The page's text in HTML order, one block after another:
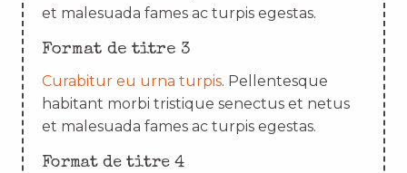
et malesuada fames ac turpis egestas.
Format de titre 3
Curabitur eu urna turpis. Pellentesque
habitant morbi tristique senectus et netus
et malesuada fames ac turpis egestas.
Format de titre 4